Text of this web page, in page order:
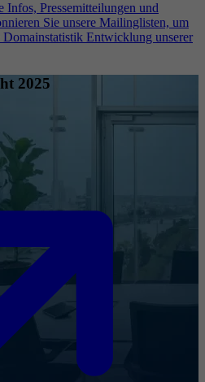
Infos, Pressemitteilungen und
Sie unsere Mailinglisten, um
Entwicklung unserer
2025